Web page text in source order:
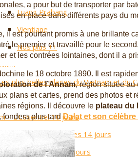
Luang Prabang
Vientiane
Nos plus ++
plus belles plages du Vietnam et du
– L’Essentiel 10 jours
– Les Incontournables 14 jours
– Sport Attitude 16 jours
a pour but de transporter par
en place dans différents pays du
il est pourtant promis à une brillante
le premier et travaillé pour le
et les contrées lointaines, dont il a
le 18 octobre 1890. Il est
de l’Annam, région située au
plans et cartes, prend des photos
régions. Il découvre le plateau du
fondera plus tardDalat et son